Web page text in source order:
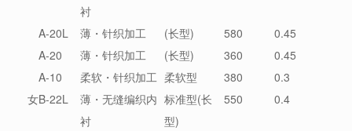
衬
A-20L 薄・针织加工 (长型) 580
0.45
A-20
薄・针织加工 (长型) 360
0.45
A-10
柔软・针织加工 柔软型 380
0.3
女B-22L
薄・无缝编织内
衬
标准型(长
型)
550 0.4